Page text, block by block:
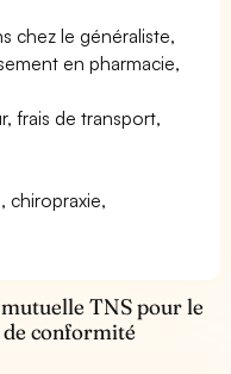
chez le généraliste,
en pharmacie,
frais de transport,
chiropraxie,
TNS pour le
conformité